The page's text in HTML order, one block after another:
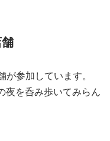
が参加しています。
夜を呑み歩いてみらん